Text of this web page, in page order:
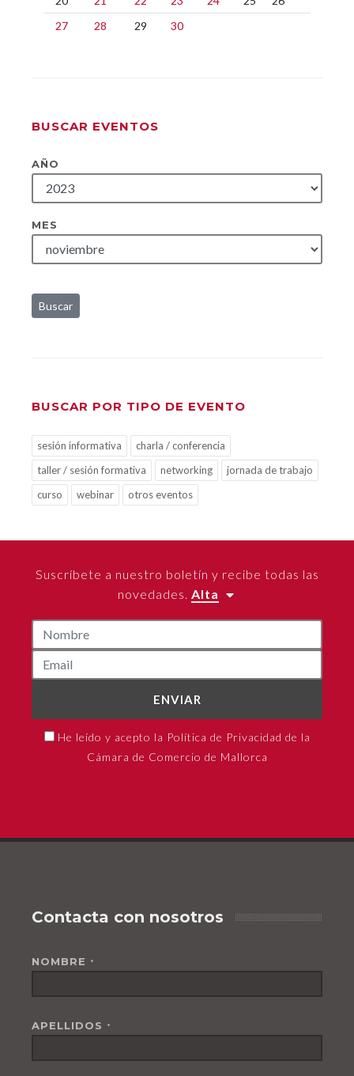
27
28 29 30
BUSCAR EVENTOS
AÑO
MES
Buscar
BUSCAR POR TIPO DE EVENTO
sesión informativa
charla / conferencia
taller / sesión formativa
networking
jornada de trabajo
curso
webinar otros eventos
Suscríbete a nuestro boletín y recibe todas las
novedades. Alta
ENVIAR
He leído y acepto la Política de Privacidad de la
Cámara de Comercio de Mallorca
Contacta con nosotros
NOMBRE *
APELLIDOS *